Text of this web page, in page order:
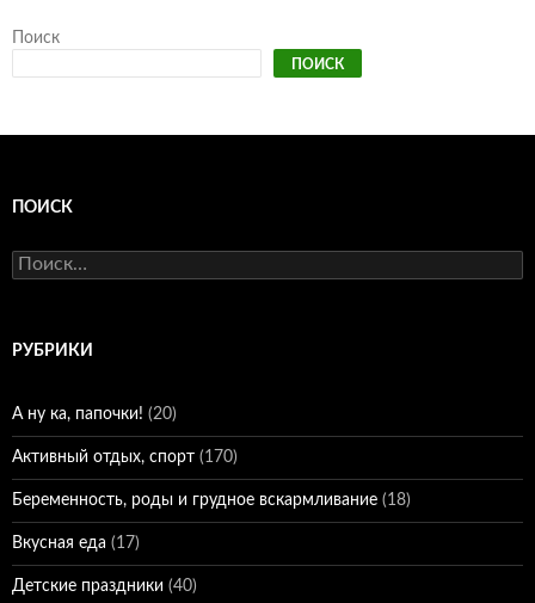
Поиск
ПОИСК
ПОИСК
Найти:
РУБРИКИ
А ну ка, папочки! (20)
Активный отдых, спорт (170)
Беременность, роды и грудное вскармливание (18)
Вкусная еда (17)
Детские праздники (40)